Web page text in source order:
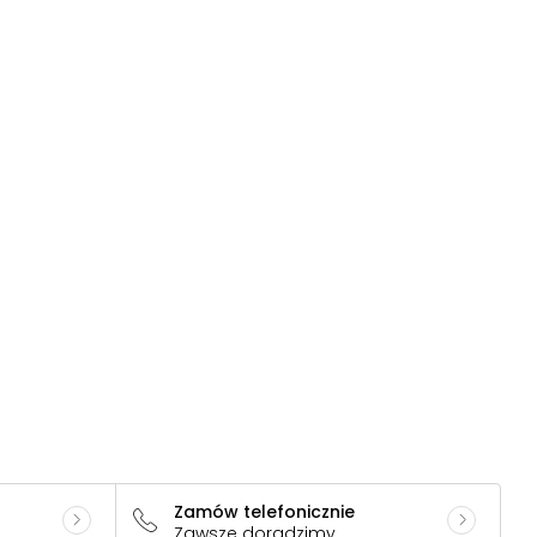
Zamów telefonicznie